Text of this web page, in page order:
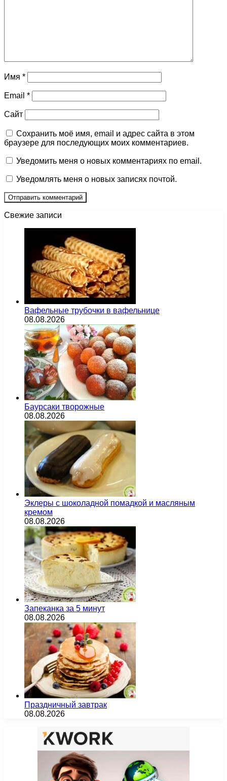
Имя *
Email *
Сайт
Сохранить моё имя, email и адрес сайта в этом
браузере для последующих моих комментариев.
Уведомить меня о новых комментариях по email.
Уведомлять меня о новых записях почтой.
Свежие записи
Вафельные трубочки в вафельнице
08.08.2026
Баурсаки творожные
08.08.2026
Эклеры с шоколадной помадкой и масляным
кремом
08.08.2026
Запеканка за 5 минут
08.08.2026
Праздничный завтрак
08.08.2026